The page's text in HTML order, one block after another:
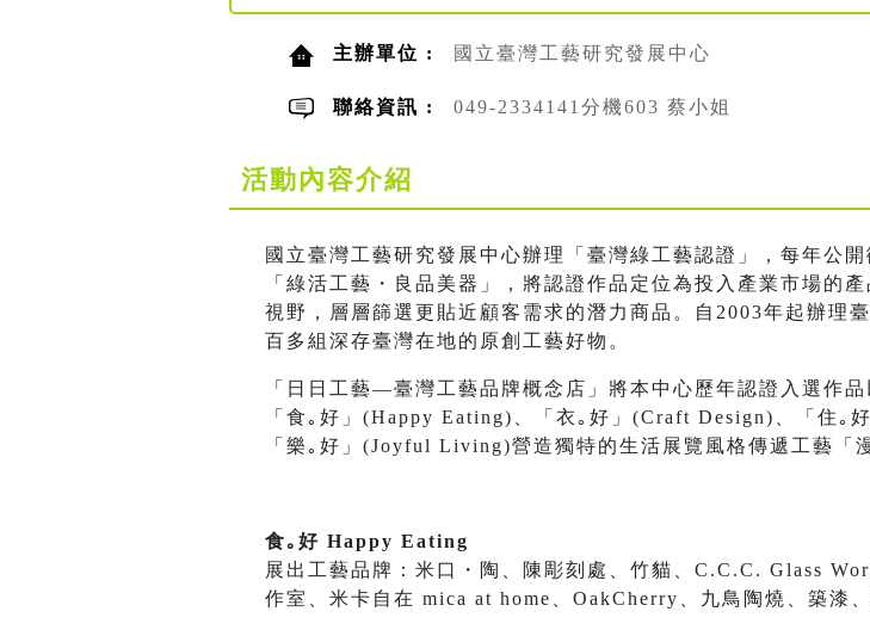
主辦單位 : 國立臺灣工藝研究發展中心
聯絡資訊 : 049-2334141分機603 蔡小姐
活動內容介紹
國立臺灣工藝研究發展中心辦理「臺灣綠工藝認證」，每年公
「綠活工藝・良品美器」，將認證作品定位為投入產業市場的
視野，層層篩選更貼近顧客需求的潛力商品。自2003年起辦理
百多組深存臺灣在地的原創工藝好物。
「日日工藝—臺灣工藝品牌概念店」將本中心歷年認證入選作
「食｡好」(Happy Eating)、「衣｡好」(Craft Design)、「住｡
「樂｡好」(Joyful Living)營造獨特的生活展覽風格傳遞工藝「
食｡好 Happy Eating
展出工藝品牌：米口・陶、陳彫刻處、竹貓、C.C.C. Glass
作室、米卡自在 mica at home、OakCherry、九鳥陶燒、築漆